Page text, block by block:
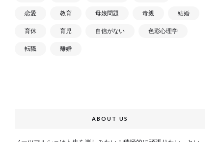
恋愛 教育 母娘問題 毒親 結婚
育休 育児 自信がない 色彩心理学
転職 離婚
ABOUT US